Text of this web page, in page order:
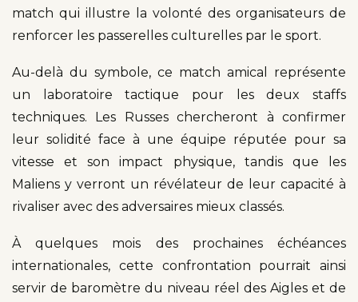
match qui illustre la volonté des organisateurs de
renforcer les passerelles culturelles par le sport.
Au-delà du symbole, ce match amical représente
un laboratoire tactique pour les deux staffs
techniques. Les Russes chercheront à confirmer
leur solidité face à une équipe réputée pour sa
vitesse et son impact physique, tandis que les
Maliens y verront un révélateur de leur capacité à
rivaliser avec des adversaires mieux classés.
À quelques mois des prochaines échéances
internationales, cette confrontation pourrait ainsi
servir de baromètre du niveau réel des Aigles et de